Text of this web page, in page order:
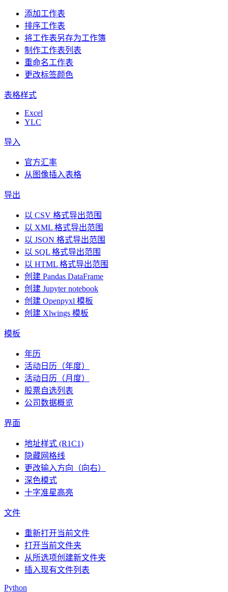
添加工作表
排序工作表
将工作表另存为工作簿
制作工作表列表
重命名工作表
更改标签颜色
表格样式
Excel
YLC
导入
官方汇率
从图像插入表格
导出
以 CSV 格式导出范围
以 XML 格式导出范围
以 JSON 格式导出范围
以 SQL 格式导出范围
以 HTML 格式导出范围
创建 Pandas DataFrame
创建 Jupyter notebook
创建 Openpyxl 模板
创建 Xlwings 模板
模板
年历
活动日历（年度）
活动日历（月度）
股票自选列表
公司数据概览
界面
地址样式 (R1C1)
隐藏网格线
更改输入方向（向右）
深色模式
十字准星高亮
文件
重新打开当前文件
打开当前文件夹
从所选项创建新文件夹
插入现有文件列表
Python